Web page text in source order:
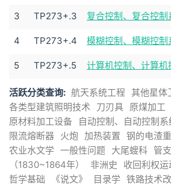
3 TP273+.3 复合控制、复合控制
4 TP273+.4 模糊控制、模糊控制
5 TP273+.5 计算机控制、计算机
活跃分类查询: 航天系统工程 其他星体
各类型建筑照明技术
刀刃具 原煤加工
原材料加工设备
自动控制、自动控制系
限流熔断器 火炮 加热装置 钢的电渣
农业水文学 一般性问题 大尾螋科 管
（1830~1864年）
非洲史 收回利权运
哲学基础
《说文》 目录学 铁路技术